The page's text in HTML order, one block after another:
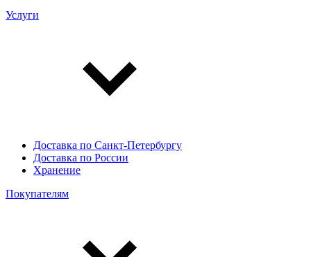
Услуги
Доставка по Санкт-Петербургу
Доставка по России
Хранение
Покупателям